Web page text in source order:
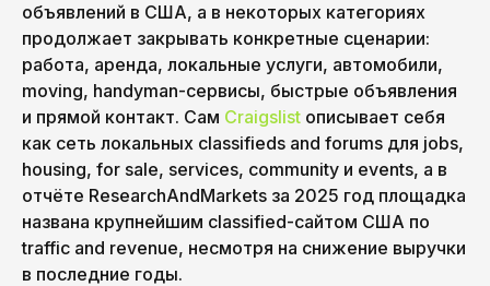
объявлений в США, а в некоторых категориях
продолжает закрывать конкретные сценарии:
работа, аренда, локальные услуги, автомобили,
moving, handyman-сервисы, быстрые объявления
и прямой контакт. Сам Craigslist описывает себя
как сеть локальных classifieds and forums для jobs,
housing, for sale, services, community и events, а в
отчёте ResearchAndMarkets за 2025 год площадка
названа крупнейшим classified-сайтом США по
traffic and revenue, несмотря на снижение выручки
в последние годы.